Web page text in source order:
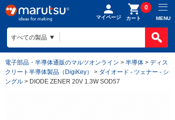
マイページ カート
0
MENU
電子部品・半導体通販のマルツオンライン > 半導体 > ディス
クリート半導体製品（DigiKey）
> ダイオード - ツェナー - シ
ングル > DIODE ZENER 20V 1.3W SOD57